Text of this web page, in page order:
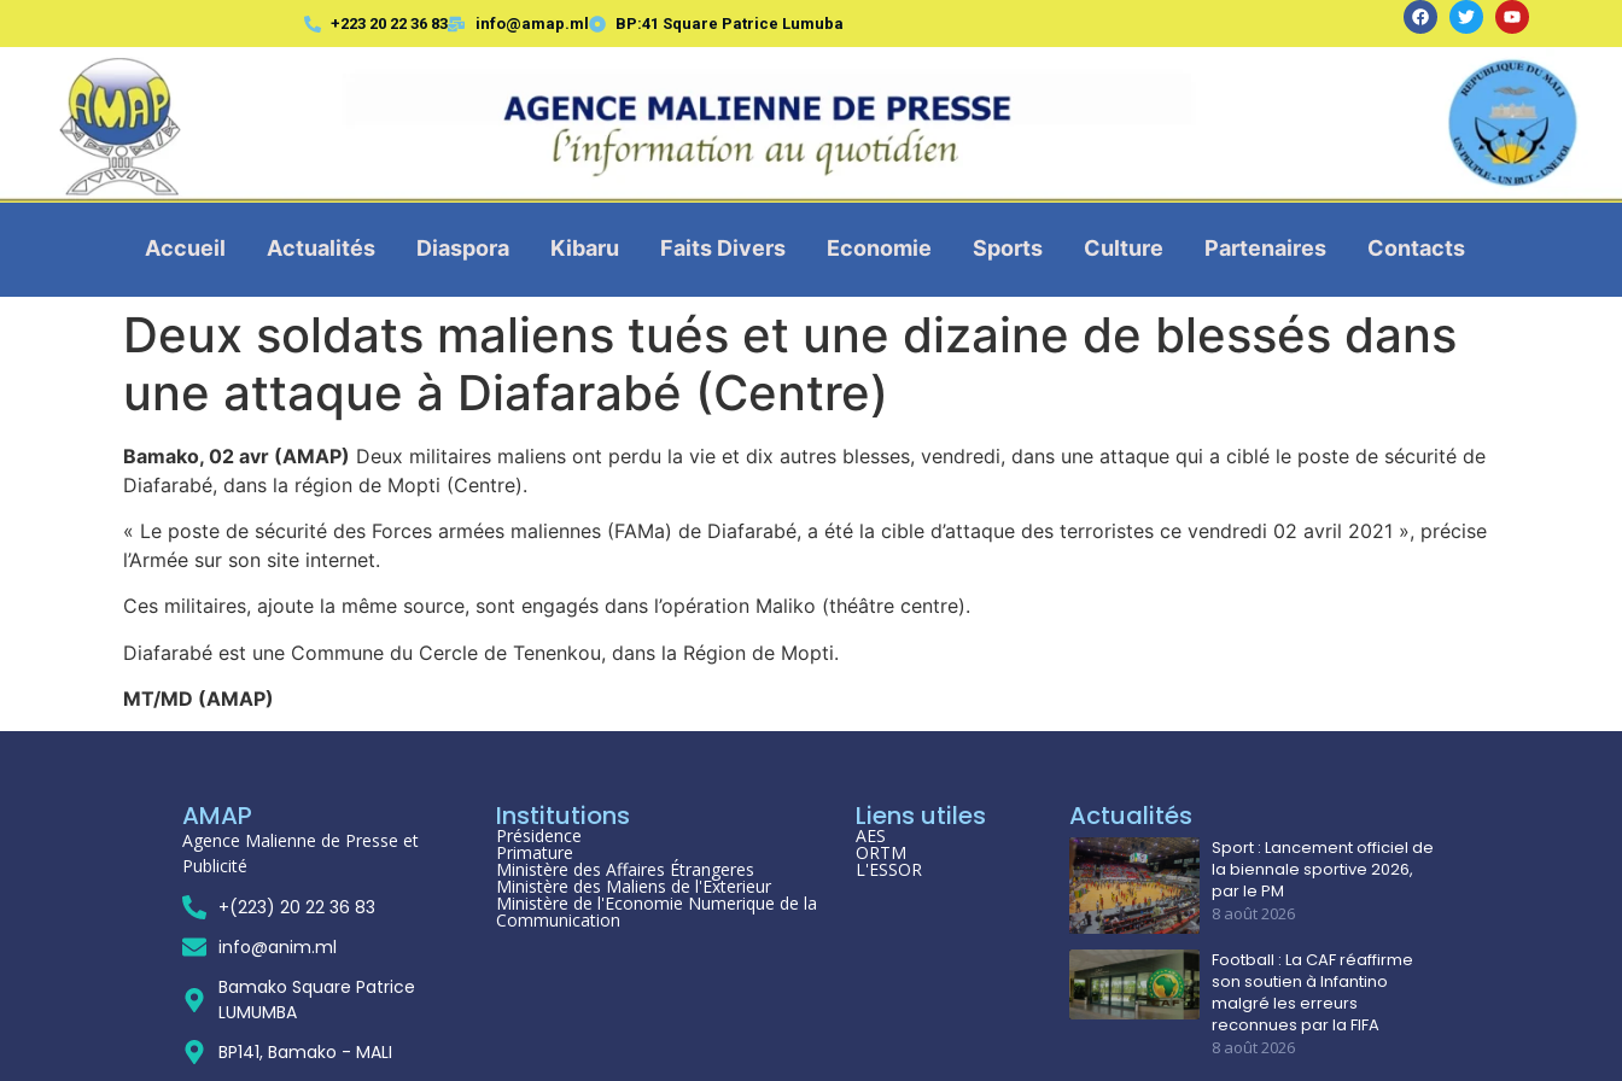
+223 20 22 36 83 info@amap.ml BP:41 Square Patrice Lumuba
Accueil Actualités Diaspora Kibaru Faits Divers Economie Sports Culture Partenaires Contacts
Deux soldats maliens tués et une dizaine de blessés dans
une attaque à Diafarabé (Centre)
Bamako, 02 avr (AMAP) Deux militaires maliens ont perdu la vie et dix autres blesses, vendredi, dans une attaque qui a ciblé le poste de sécurité de
Diafarabé, dans la région de Mopti (Centre).
« Le poste de sécurité des Forces armées maliennes (FAMa) de Diafarabé, a été la cible d’attaque des terroristes ce vendredi 02 avril 2021 », précise
l’Armée sur son site internet.
Ces militaires, ajoute la même source, sont engagés dans l’opération Maliko (théâtre centre).
Diafarabé est une Commune du Cercle de Tenenkou, dans la Région de Mopti.
MT/MD (AMAP)
AMAP
Agence Malienne de Presse et
Publicité
+(223) 20 22 36 83
info@anim.ml
Bamako Square Patrice
LUMUMBA
BP141, Bamako - MALI
Institutions
Présidence
Primature
Ministère des Affaires Étrangeres
Ministère des Maliens de l'Exterieur
Ministère de l'Economie Numerique de la
Communication
Liens utiles
AES
ORTM
L'ESSOR
Actualités
Sport : Lancement officiel de
la biennale sportive 2026,
par le PM
8 août 2026
Football : La CAF réaffirme
son soutien à Infantino
malgré les erreurs
reconnues par la FIFA
8 août 2026